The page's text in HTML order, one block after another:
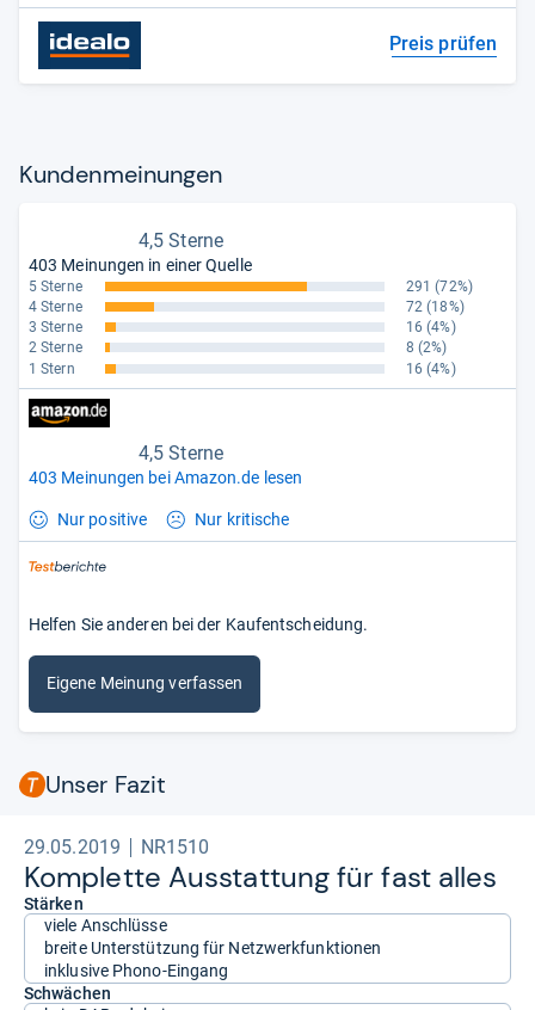
Preis prüfen
Kun­den­mei­nun­gen
4,5 Sterne
403 Meinungen in einer Quelle
5 Sterne 291 (72%)
4 Sterne
72 (18%)
3 Sterne
16 (4%)
2 Sterne
8 (2%)
1 Stern
16 (4%)
4,5 Sterne
403 Meinungen bei Amazon.de lesen
Nur positive Nur kritische
Helfen Sie anderen bei der Kaufentscheidung.
Eigene Meinung verfassen
Unser Fazit
29.05.2019 NR1510
Kom­plette Aus­stat­tung für fast alles
Stärken
viele Anschlüsse
breite Unterstützung für Netzwerkfunktionen
inklusive Phono-Eingang
Schwächen